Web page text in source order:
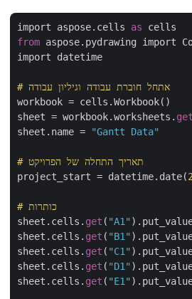
import aspose.cells as
from aspose.pydrawing import
import datetime
# אתחל חוברת עבודה וגיליון עבודה
workbook = cells.Workbook()
sheet = workbook.worksheets. get
sheet.name =
"Gantt Data"
# תאריך התחלה של הפרויקט
project_start = datetime.date(
# כותרות
sheet.cells. get ( "A1"
sheet.cells. get ( "B1"
sheet.cells. get ( "C1"
sheet.cells. get ( "D1"
sheet.cells. get ( "E1"